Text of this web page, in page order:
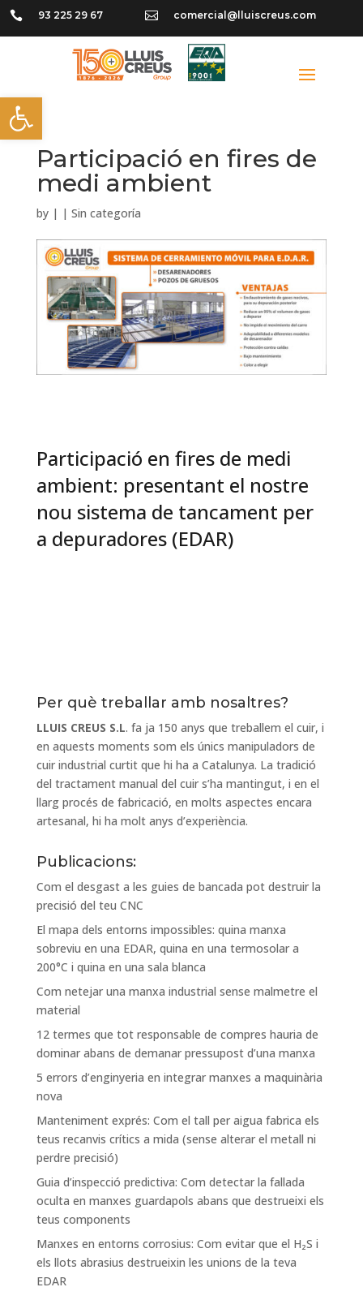
Obre la barra d'eines
 93 225 29 67  comercial@lluiscreus.com
Participació en fires de
medi ambient
by | | Sin categoría
Participació en fires de medi
ambient: presentant el nostre
nou sistema de tancament per
a depuradores (EDAR)
Per què treballar amb nosaltres?
LLUIS CREUS S.L. fa ja 150 anys que treballem el cuir, i
en aquests moments som els únics manipuladors de
cuir industrial curtit que hi ha a Catalunya. La tradició
del tractament manual del cuir s’ha mantingut, i en el
llarg procés de fabricació, en molts aspectes encara
artesanal, hi ha molt anys d’experiència.
Publicacions:
Com el desgast a les guies de bancada pot destruir la
precisió del teu CNC
El mapa dels entorns impossibles: quina manxa
sobreviu en una EDAR, quina en una termosolar a
200°C i quina en una sala blanca
Com netejar una manxa industrial sense malmetre el
material
12 termes que tot responsable de compres hauria de
dominar abans de demanar pressupost d’una manxa
5 errors d’enginyeria en integrar manxes a maquinària
nova
Manteniment exprés: Com el tall per aigua fabrica els
teus recanvis crítics a mida (sense alterar el metall ni
perdre precisió)
Guia d’inspecció predictiva: Com detectar la fallada
oculta en manxes guardapols abans que destrueixi els
teus components
Manxes en entorns corrosius: Com evitar que el H₂S i
els llots abrasius destrueixin les unions de la teva
EDAR